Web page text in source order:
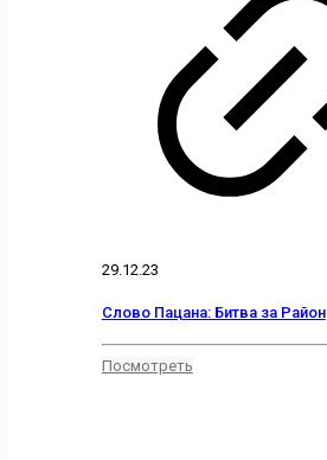
29.12.23
Слово Пацана: Битва за Район
Посмотреть